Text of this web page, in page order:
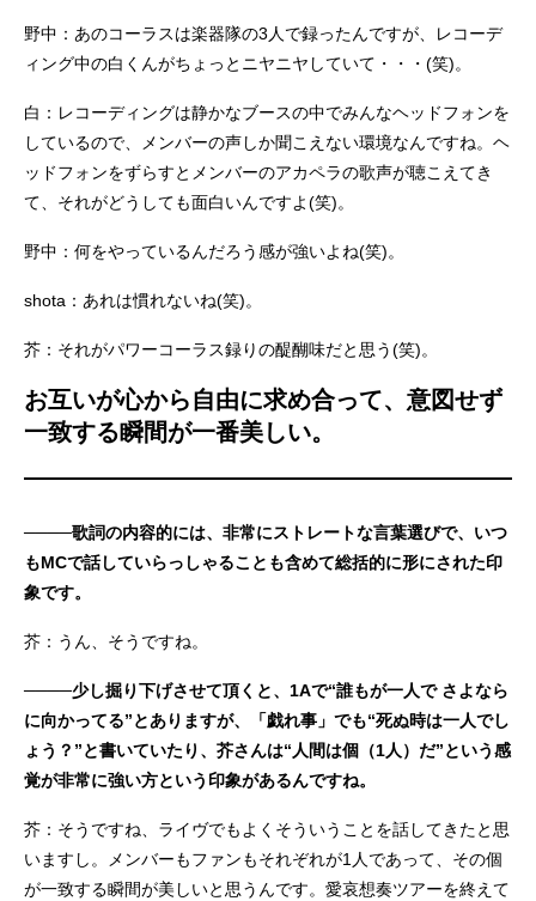
野中：あのコーラスは楽器隊の3人で録ったんですが、レコーデ
ィング中の白くんがちょっとニヤニヤしていて・・・(笑)。
白：レコーディングは静かなブースの中でみんなヘッドフォンを
しているので、メンバーの声しか聞こえない環境なんですね。ヘ
ッドフォンをずらすとメンバーのアカペラの歌声が聴こえてき
て、それがどうしても面白いんですよ(笑)。
野中：何をやっているんだろう感が強いよね(笑)。
shota：あれは慣れないね(笑)。
芥：それがパワーコーラス録りの醍醐味だと思う(笑)。
お互いが心から自由に求め合って、意図せず
一致する瞬間が一番美しい。
────歌詞の内容的には、非常にストレートな言葉選びで、いつ
もMCで話していらっしゃることも含めて総括的に形にされた印
象です。
芥：うん、そうですね。
────少し掘り下げさせて頂くと、1Aで“誰もが一人で さよなら
に向かってる”とありますが、「戯れ事」でも“死ぬ時は一人でし
ょう？”と書いていたり、芥さんは“人間は個（1人）だ”という感
覚が非常に強い方という印象があるんですね。
芥：そうですね、ライヴでもよくそういうことを話してきたと思
いますし。メンバーもファンもそれぞれが1人であって、その個
が一致する瞬間が美しいと思うんです。愛哀想奏ツアーを終えて